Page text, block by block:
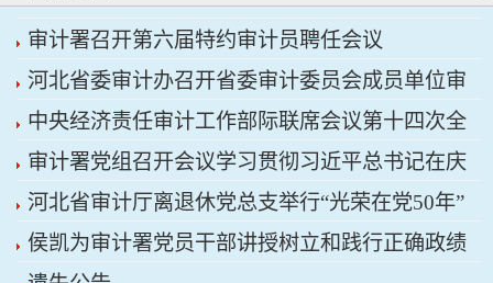
审计署召开第六届特约审计员聘任会议
河北省委审计办召开省委审计委员会成员单位审
计重点工作协调推进会议暨省经济责任审计工作厅
际联席会议
中央经济责任审计工作部际联席会议第十四次全
体会议召开
审计署党组召开会议学习贯彻习近平总书记在庆
祝中国共产党成立105周年大会上的重要讲话精神
河北省审计厅离退休党总支举行“光荣在党50年”
纪念章颁发仪式
侯凯为审计署党员干部讲授树立和践行正确政绩